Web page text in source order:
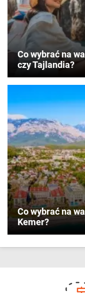
Co wybrać na
czy Tajlandia?
Co wybrać na
Kemer?